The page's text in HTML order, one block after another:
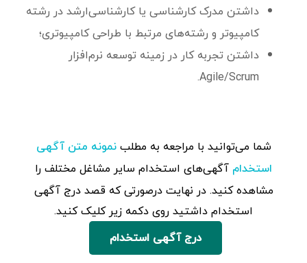
داشتن مدرک کارشناسی یا کارشناسی‌ارشد در رشته
کامپیوتر و رشته‌های مرتبط با طراحی کامپیوتری؛
داشتن تجربه کار در زمینه توسعه نرم‌افزار
Agile/Scrum.
شما می‌توانید با مراجعه به مطلبنمونه متن آگهی
استخدام آگهی‌های استخدام سایر مشاغل مختلف را
مشاهده کنید. در نهایت درصورتی که قصد درج آگهی
استخدام داشتید روی دکمه زیر کلیک کنید.
درج آگهی استخدام